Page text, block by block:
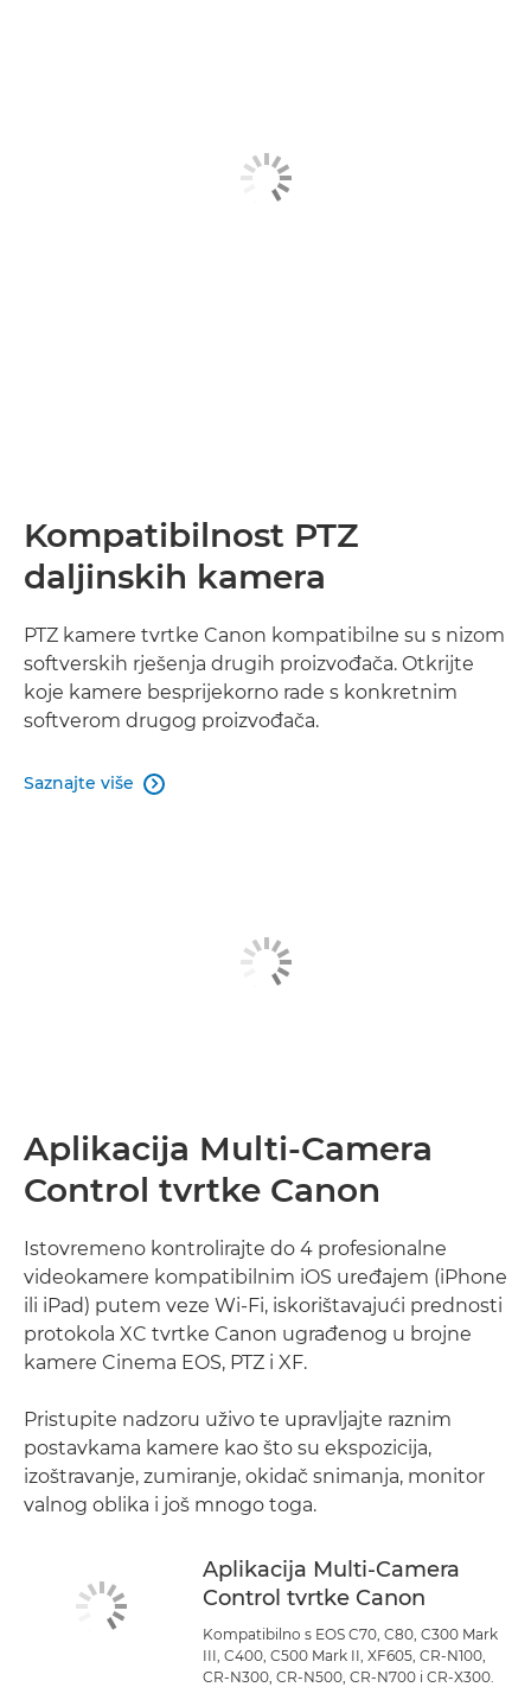
Kompatibilnost PTZ
daljinskih kamera
PTZ kamere tvrtke Canon kompatibilne su s nizom
softverskih rješenja drugih proizvođača. Otkrijte
koje kamere besprijekorno rade s konkretnim
softverom drugog proizvođača.
Saznajte više 
Aplikacija Multi-Camera
Control tvrtke Canon
Istovremeno kontrolirajte do 4 profesionalne
videokamere kompatibilnim iOS uređajem (iPhone
ili iPad) putem veze Wi-Fi, iskorištavajući prednosti
protokola XC tvrtke Canon ugrađenog u brojne
kamere Cinema EOS, PTZ i XF.
Pristupite nadzoru uživo te upravljajte raznim
postavkama kamere kao što su ekspozicija,
izoštravanje, zumiranje, okidač snimanja, monitor
valnog oblika i još mnogo toga.
Aplikacija Multi-Camera
Control tvrtke Canon
Kompatibilno s EOS C70, C80, C300 Mark
III, C400, C500 Mark II, XF605, CR-N100,
CR-N300, CR-N500, CR-N700 i CR-X300.